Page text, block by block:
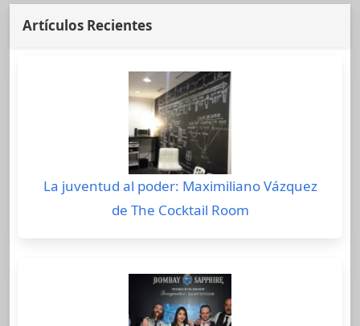
Artículos Recientes
La juventud al poder: Maximiliano Vázquez
de The Cocktail Room